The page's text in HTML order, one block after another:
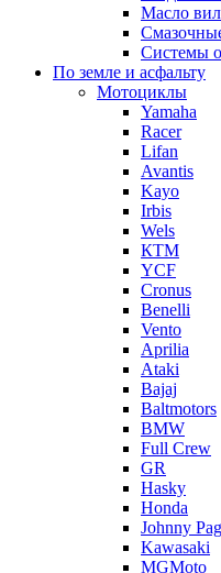
Масло
Системы
По земле и асфальту
Мотоциклы
Yamaha
Racer
Lifan
Avantis
Kayo
Irbis
Wels
КТМ
YCF
Cronus
Benelli
Vento
Aprilia
Ataki
Bajaj
Baltmotors
BMW
Full Crew
GR
Hasky
Honda
Johnny Pag
Kawasaki
MGMoto